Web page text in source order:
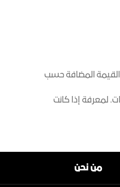
القيمة المضافة حسب
لمعرفة إذا كانت
من نحن